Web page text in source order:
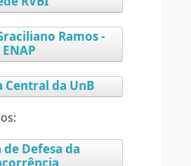
Ramos -
ENAP
Central da UnB
de Defesa da